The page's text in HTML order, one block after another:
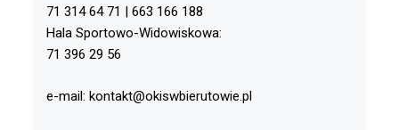
71 314 64 71 | 663 166 188
Hala Sportowo-Widowiskowa:
71 396 29 56
e-mail: kontakt@okiswbierutowie.pl